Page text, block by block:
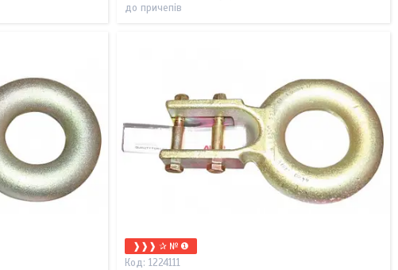
до причепів
❱❱❱ ✰ № ❶
1224111